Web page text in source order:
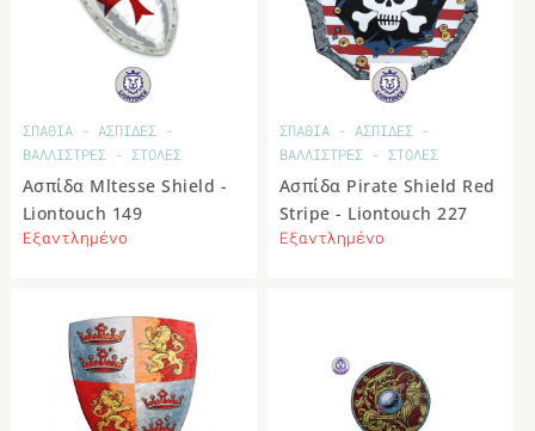
ΣΠΑΘΙΑ - ΑΣΠΙΔΕΣ -
ΒΑΛΛΙΣΤΡΕΣ - ΣΤΟΛΕΣ
Ασπίδα Mltesse Shield -
Liontouch 149
Εξαντλημένο
ΣΠΑΘΙΑ - ΑΣΠΙΔΕΣ -
ΒΑΛΛΙΣΤΡΕΣ - ΣΤΟΛΕΣ
Ασπίδα Pirate Shield Red
Stripe - Liontouch 227
Εξαντλημένο